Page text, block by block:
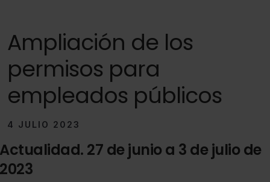
Ampliación de los
permisos para
empleados públicos
4 JULIO 2023
Actualidad. 27 de junio a 3 de julio de
2023